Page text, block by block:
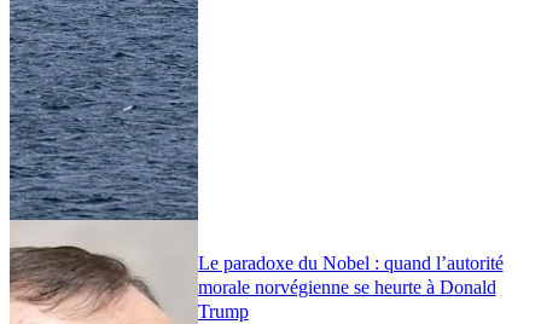
Le paradoxe du Nobel : quand l’autorité
morale norvégienne se heurte à Donald
Trump